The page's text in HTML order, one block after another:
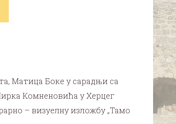
Матица Боке у сарадњи са
Комненовића у Херцег
– визуелну изложбу „Тамо